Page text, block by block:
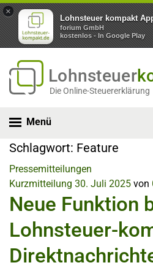
×
Lohnsteuer kompakt
forium GmbH
kostenlos - In Google Play
Lohnsteuer
Die Online-Steuererklärung
Menü
Schlagwort: Feature
Pressemitteilungen
Kurzmitteilung 30. Juli 2025 von
Neue Funktion
Lohnsteuer-